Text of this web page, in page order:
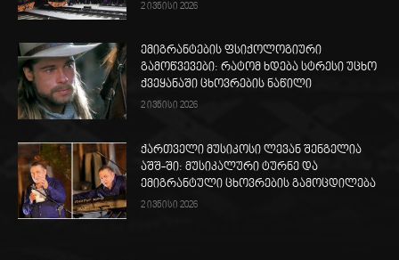
2 ივნისი 2026
ემიგრანტების ფსიქოლოგიური
გამოწვევები: რატომ ხდება სტრესი უცხო
ქვეყანაში ცხოვრების ნაწილი
2 ივნისი 2026
ქართველი მუსიკოსი ლევან შენგელია
აშშ-ში: მუსიკალური ტურნე და
ემიგრანტული ცხოვრების გამოცდილება
2 ივნისი 2026